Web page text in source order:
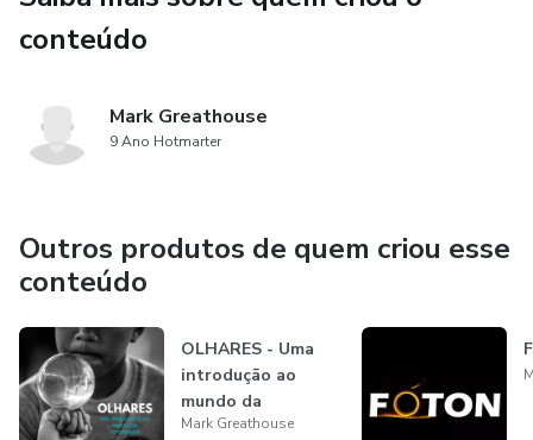
conteúdo
Mark Greathouse
9 Ano Hotmarter
Outros produtos de quem criou esse
conteúdo
OLHARES - Uma
introdução ao
mundo da
Fotografia
Mark Greathouse